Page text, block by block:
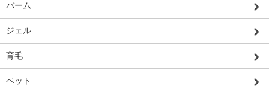
バーム
ジェル
育毛
ペット